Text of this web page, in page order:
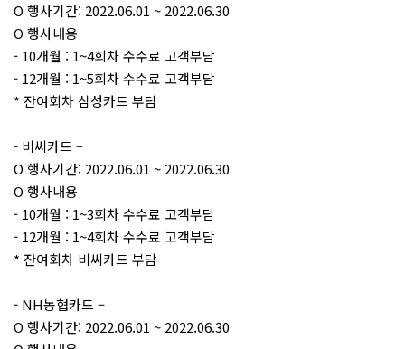
O 행사기간: 2022.06.01 ~ 2022.06.30
O 행사내용
- 10개월 : 1~4회차 수수료 고객부담
- 12개월 : 1~5회차 수수료 고객부담
* 잔여회차 삼성카드 부담
- 비씨카드 –
O 행사기간: 2022.06.01 ~ 2022.06.30
O 행사내용
- 10개월 : 1~3회차 수수료 고객부담
- 12개월 : 1~4회차 수수료 고객부담
* 잔여회차 비씨카드 부담
- NH농협카드 –
O 행사기간: 2022.06.01 ~ 2022.06.30